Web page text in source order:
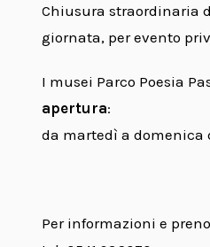
Chiusura straordinaria
giornata, per evento
I musei Parco Poesia
apertura:
da martedì a domenica
Per informazioni e